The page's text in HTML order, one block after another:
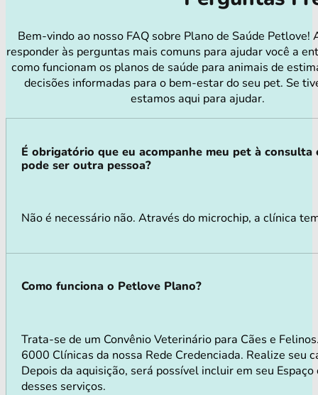
Bem-vindo ao nosso FAQ sobre Plano de Saúde Petlove!
responder às perguntas mais comuns para ajudar você a
como funcionam os planos de saúde para animais de
decisões informadas para o bem-estar do seu pet. Se
estamos aqui para ajudar.
É obrigatório que eu acompanhe meu pet à consulta
pode ser outra pessoa?
Não é necessário não. Através do microchip, a clínica
Como funciona o Petlove Plano?
Trata-se de um Convênio Veterinário para Cães e
6000 Clínicas da nossa Rede Credenciada. Realize seu
Depois da aquisição, será possível incluir em seu
desses serviços.